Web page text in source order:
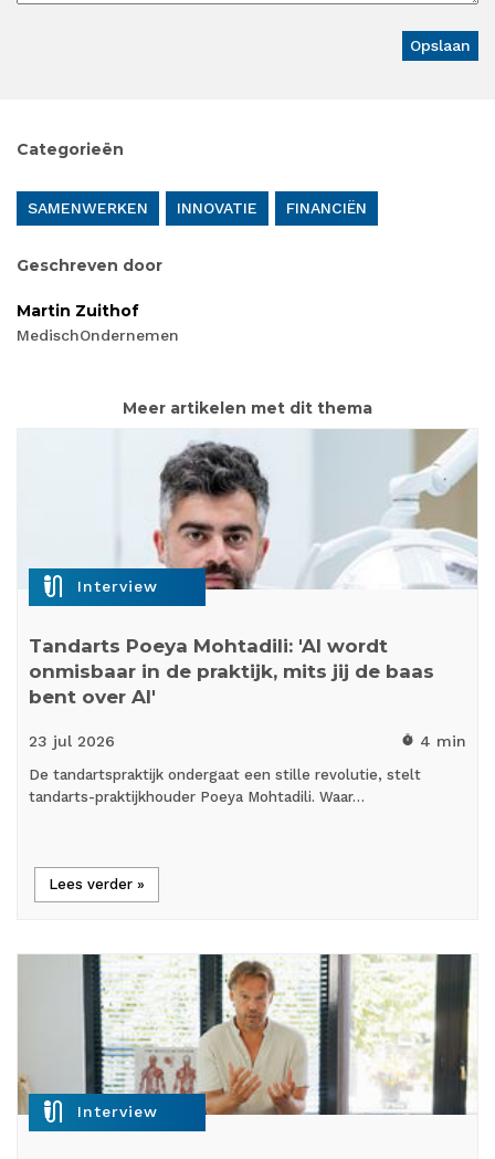
Categorieën
SAMENWERKEN INNOVATIE FINANCIËN
Geschreven door
Martin Zuithof
MedischOndernemen
Meer artikelen met dit thema
mic_external_on Interview
Tandarts Poeya Mohtadili: 'AI wordt
onmisbaar in de praktijk, mits jij de baas
bent over AI'
23 jul 2026 timer 4 min
De tandartspraktijk ondergaat een stille revolutie, stelt
tandarts-praktijkhouder Poeya Mohtadili. Waar…
Lees verder »
mic_external_on Interview